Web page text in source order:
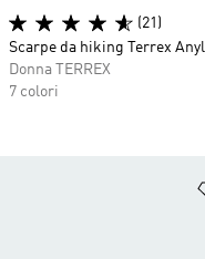
(21)
Scarpe da hiking Terrex
Donna TERREX
7 colori